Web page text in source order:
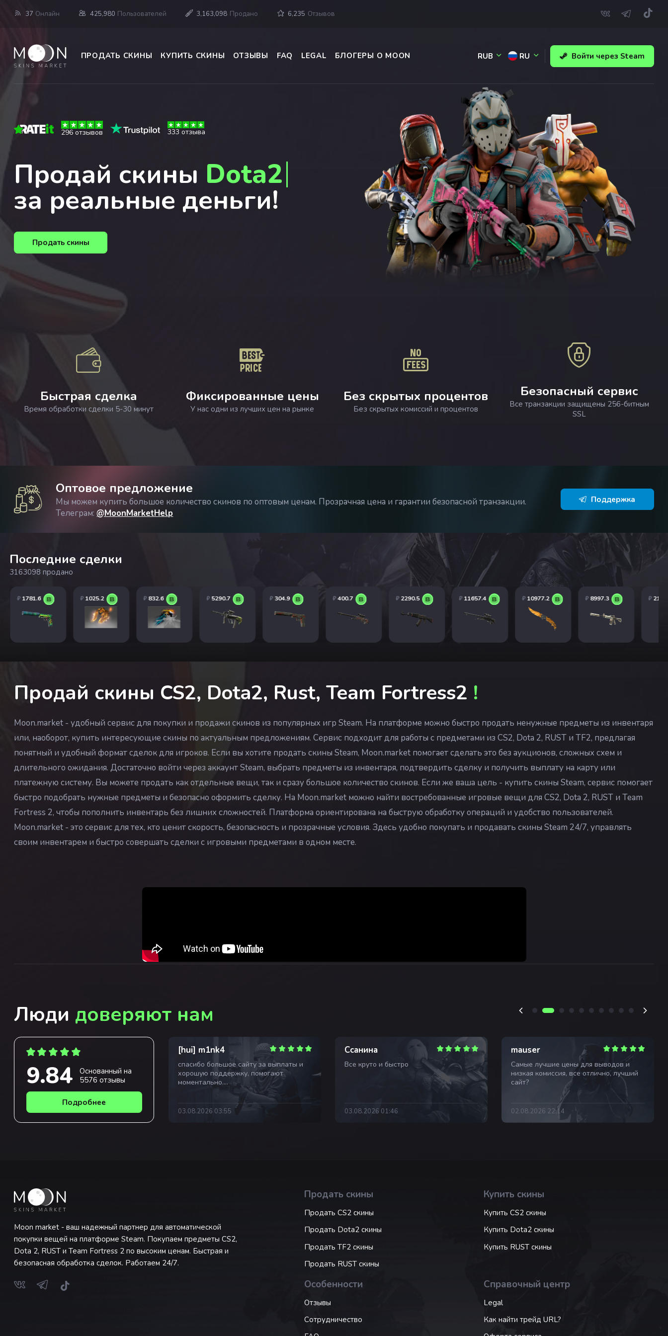
37 Онлайн 425,980 Пользователей 3,163,098 Продано 6,235 Отзывов
ПРОДАТЬ СКИНЫ КУПИТЬ СКИНЫ ОТЗЫВЫ FAQ LEGAL БЛОГЕРЫ О MOON RUB RU Войти через Steam
296 отзывов 333 отзыва
Продай скины Dota2
за реальные деньги!
Продать скины
Быстрая сделка
Время обработки сделки 5-30 минут
Фиксированные цены
У нас одни из лучших цен на рынке
Без скрытых процентов
Без скрытых комиссий и процентов
Безопасный сервис
Все транзакции защищены 256-битным
SSL
Оптовое предложение
Мы можем купить большое количество скинов по оптовым ценам. Прозрачная цена и гарантии безопасной транзакции.
Телеграм:@MoonMarketHelp
Поддержка
Последние сделки
3163098 продано
₽ 1781.6 ₽ 1025.2 ₽ 832.6 ₽ 5290.7 ₽ 304.9 ₽ 400.7 ₽ 2290.5 ₽ 11657.4 ₽ 10977.2 ₽ 8997.3 ₽ 217.2
Продай скины CS2, Dota2, Rust, Team Fortress2 !
Moon.market - удобный сервис для покупки и продажи скинов из популярных игр Steam. На платформе можно быстро продать ненужные предметы из инвентаря
или, наоборот, купить интересующие скины по актуальным предложениям. Сервис подходит для работы с предметами из CS2, Dota 2, RUST и TF2, предлагая
понятный и удобный формат сделок для игроков. Если вы хотите продать скины Steam, Moon.market помогает сделать это без аукционов, сложных схем и
длительного ожидания. Достаточно войти через аккаунт Steam, выбрать предметы из инвентаря, подтвердить сделку и получить выплату на карту или
платежную систему. Вы можете продать как отдельные вещи, так и сразу большое количество скинов. Если же ваша цель - купить скины Steam, сервис помогает
быстро подобрать нужные предметы и безопасно оформить сделку. На Moon.market можно найти востребованные игровые вещи для CS2, Dota 2, RUST и Team
Fortress 2, чтобы пополнить инвентарь без лишних сложностей. Платформа ориентирована на быструю обработку операций и удобство пользователей.
Moon.market - это сервис для тех, кто ценит скорость, безопасность и прозрачные условия. Здесь удобно покупать и продавать скины Steam 24/7, управлять
своим инвентарем и быстро совершать сделки с игровыми предметами в одном месте.
Люди доверяют нам
9.84
Основанный на
5576 отзывы
Подробнее
Егор Заза
Отправили деньги даже когда не
дописал 1 цифру в номере, просто
прекрасная работа!
05.08.2026 19:38
[hui] m1nk4
спасибо большое сайту за выплаты и
хорошую поддержку, помогают
моментально.
спасибо Руслану за помощь!
советую пользоваться сайтом чаще
03.08.2026 03:55
Ссанина
Все круто и быстро
03.08.2026 01:46
mauser
Самые лучшие цены для выводов и
низкая комиссия, все отлично, лучший
сайт?
02.08.2026 22:14
Moon market - ваш надежный партнер для автоматической
покупки вещей на платформе Steam. Покупаем предметы CS2,
Dota 2, RUST и Team Fortress 2 по высоким ценам. Быстрая и
безопасная обработка сделок. Работаем 24/7.
Продать скины
Продать CS2 скины
Продать Dota2 скины
Продать TF2 скины
Продать RUST скины
Купить скины
Купить CS2 скины
Купить Dota2 скины
Купить RUST скины
Особенности
Отзывы
Сотрудничество
Справочный центр
Legal
Как найти трейд URL?